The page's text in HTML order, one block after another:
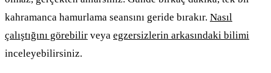
kahramanca hamurlama seansını geride bırakır. Nasıl
çalıştığını görebilir veya egzersizlerin arkasındaki bilimi
inceleyebilirsiniz.